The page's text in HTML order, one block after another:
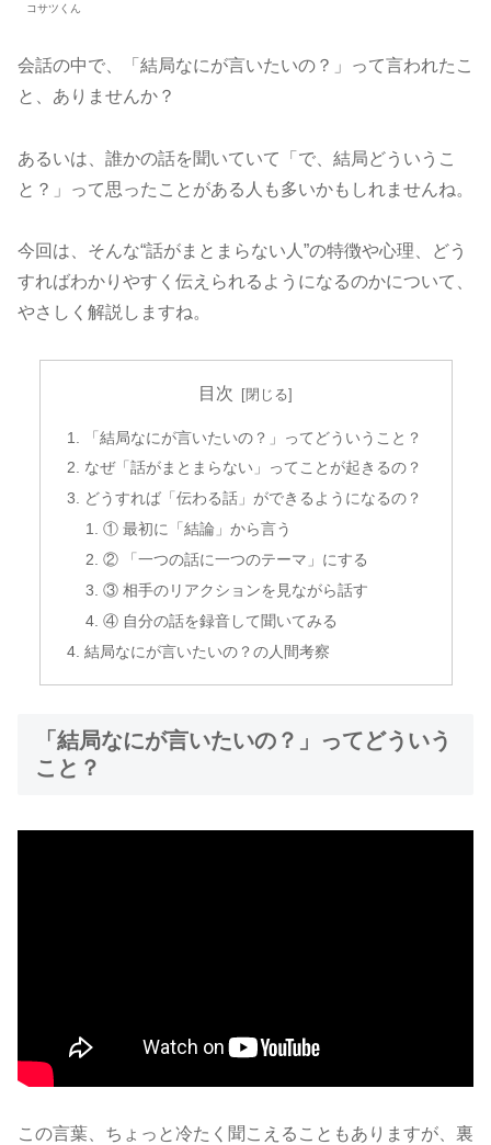
コサツくん
会話の中で、「結局なにが言いたいの？」って言われたこ
と、ありませんか？
あるいは、誰かの話を聞いていて「で、結局どういうこ
と？」って思ったことがある人も多いかもしれませんね。
今回は、そんな“話がまとまらない人”の特徴や心理、どう
すればわかりやすく伝えられるようになるのかについて、
やさしく解説しますね。
目次
「結局なにが言いたいの？」ってどういうこと？
なぜ「話がまとまらない」ってことが起きるの？
どうすれば「伝わる話」ができるようになるの？
① 最初に「結論」から言う
② 「一つの話に一つのテーマ」にする
③ 相手のリアクションを見ながら話す
④ 自分の話を録音して聞いてみる
結局なにが言いたいの？の人間考察
「結局なにが言いたいの？」ってどういう
こと？
この言葉、ちょっと冷たく聞こえることもありますが、裏